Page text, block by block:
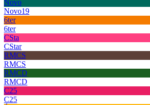
Novo
Novo19
6ter
6ter
CSta
CStar
RMCS
RMCS
RMCD
RMCD
C25
C25